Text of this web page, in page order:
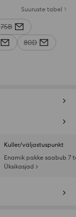
Suuruste tabel
75B
80D
Kuller/väljastuspunkt
Enamik pakke saabub 7
Üksikasjad >